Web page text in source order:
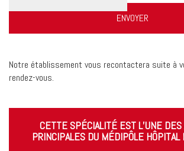
Notre établissement vous recontactera suite à
rendez-vous.
CETTE SPÉCIALITÉ EST L’UNE
PRINCIPALES DU MÉDIPÔLE HÔPITAL